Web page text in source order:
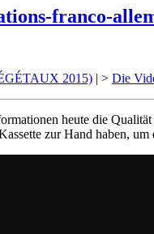
franco-
2015) | > Die
heute die
zur Hand haben,